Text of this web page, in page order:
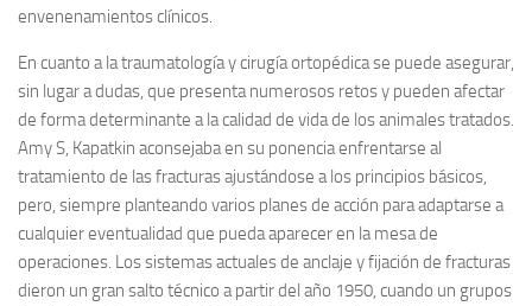
envenenamientos clínicos.
En cuanto a la traumatología y cirugía ortopédica se puede asegurar,
sin lugar a dudas, que presenta numerosos retos y pueden afectar
de forma determinante a la calidad de vida de los animales tratados.
Amy S, Kapatkin aconsejaba en su ponencia enfrentarse al
tratamiento de las fracturas ajustándose a los principios básicos,
pero, siempre planteando varios planes de acción para adaptarse a
cualquier eventualidad que pueda aparecer en la mesa de
operaciones. Los sistemas actuales de anclaje y fijación de fracturas
dieron un gran salto técnico a partir del año 1950, cuando un grupos